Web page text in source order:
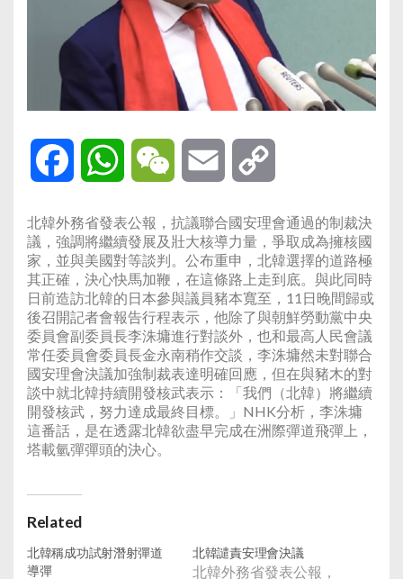
Facebook WhatsAppWeChat Email
北韓外務省發表公報，抗議聯合國安理會通過的制裁決
議，強調將繼續發展及壯大核導力量，爭取成為擁核國
家，並與美國對等談判。公布重申，北韓選擇的道路極
其正確，決心快馬加鞭，在這條路上走到底。與此同時
日前造訪北韓的日本參與議員豬本寬至，11日晚間歸或
後召開記者會報告行程表示，他除了與朝鮮勞動黨中央
委員會副委員長李洙墉進行對談外，也和最高人民會議
常任委員會委員長金永南稍作交談，李洙墉然未對聯合
國安理會決議加強制裁表達明確回應，但在與豬木的對
談中就北韓持續開發核武表示：「我們（北韓）將繼續
開發核武，努力達成最終目標。」NHK分析，李洙墉
這番話，是在透露北韓欲盡早完成在洲際彈道飛彈上，
塔載氫彈彈頭的決心。
Related
北韓稱成功試射潛射彈道
導彈
北韓譴責安理會決議
北韓外務省發表公報，